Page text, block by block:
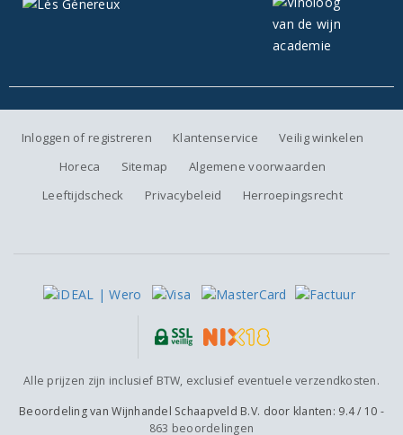
Inloggen of registreren Klantenservice
Veilig winkelen
Horeca
Sitemap
Algemene voorwaarden
Leeftijdscheck
Privacybeleid Herroepingsrecht
Alle prijzen zijn inclusief BTW, exclusief eventuele verzendkosten.
Beoordeling vanWijnhandel Schaapveld B.V. door klanten: 9.4/ 10 -
863 beoordelingen